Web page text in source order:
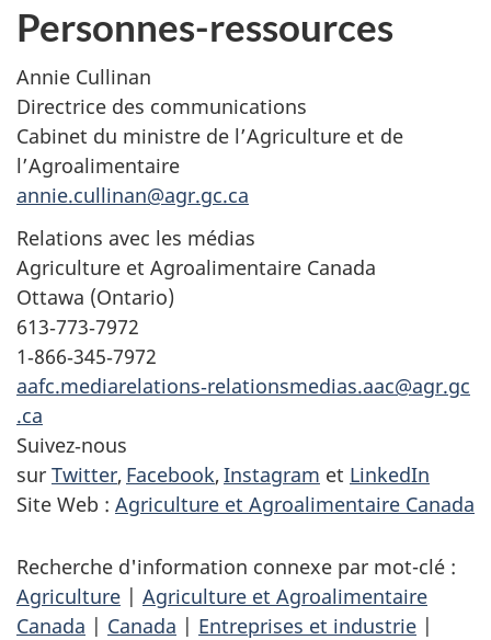
Personnes-ressources
Annie Cullinan
Directrice des communications
Cabinet du ministre de l’Agriculture et de
l’Agroalimentaire
annie.cullinan@agr.gc.ca
Relations avec les médias
Agriculture et Agroalimentaire Canada
Ottawa (Ontario)
613‑773‑7972
1‑866‑345‑7972
aafc.mediarelations‑relationsmedias.aac@agr.gc
.ca
Suivez‑nous
sur Twitter, Facebook,Instagram et LinkedIn
Site Web : Agriculture et Agroalimentaire Canada
Recherche d'information connexe par mot-clé :
Agriculture | Agriculture et Agroalimentaire
Canada | Canada | Entreprises et industrie |